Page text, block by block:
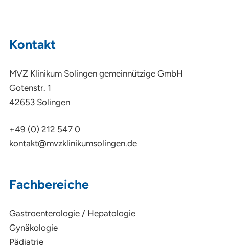
Kontakt
MVZ Klinikum Solingen gemeinnützige GmbH
Gotenstr. 1
42653 Solingen
+49 (0) 212 547 0
kontakt@mvzklinikumsolingen.de
Fachbereiche
Gastroenterologie / Hepatologie
Gynäkologie
Pädiatrie